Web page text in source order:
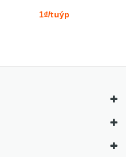
1₫/tuýp